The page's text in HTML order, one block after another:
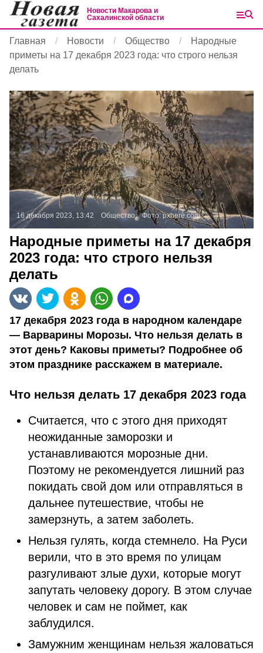
Новости Макарова и
Сахалинской области
Главная Новости Общество
Народные
приметы на 17 декабря 2023 года: что строго нельзя
делать
16 декабря 2023, 13:42 Общество Фото:pxhere.com
Народные приметы на 17 декабря
2023 года: что строго нельзя
делать
17 декабря 2023 года в народном календаре
— Варварины Морозы. Что нельзя делать в
этот день? Каковы приметы? Подробнее об
этом празднике расскажем в материале.
Что нельзя делать 17 декабря 2023 года
Считается, что с этого дня приходят
неожиданные заморозки и
устанавливаются морозные дни.
Поэтому не рекомендуется лишний раз
покидать свой дом или отправляться в
дальнее путешествие, чтобы не
замерзнуть, а затем заболеть.
Нельзя гулять, когда стемнело. На Руси
верили, что в это время по улицам
разгуливают злые духи, которые могут
запутать человеку дорогу. В этом случае
человек и сам не поймет, как
заблудился.
Замужним женщинам нельзя жаловаться